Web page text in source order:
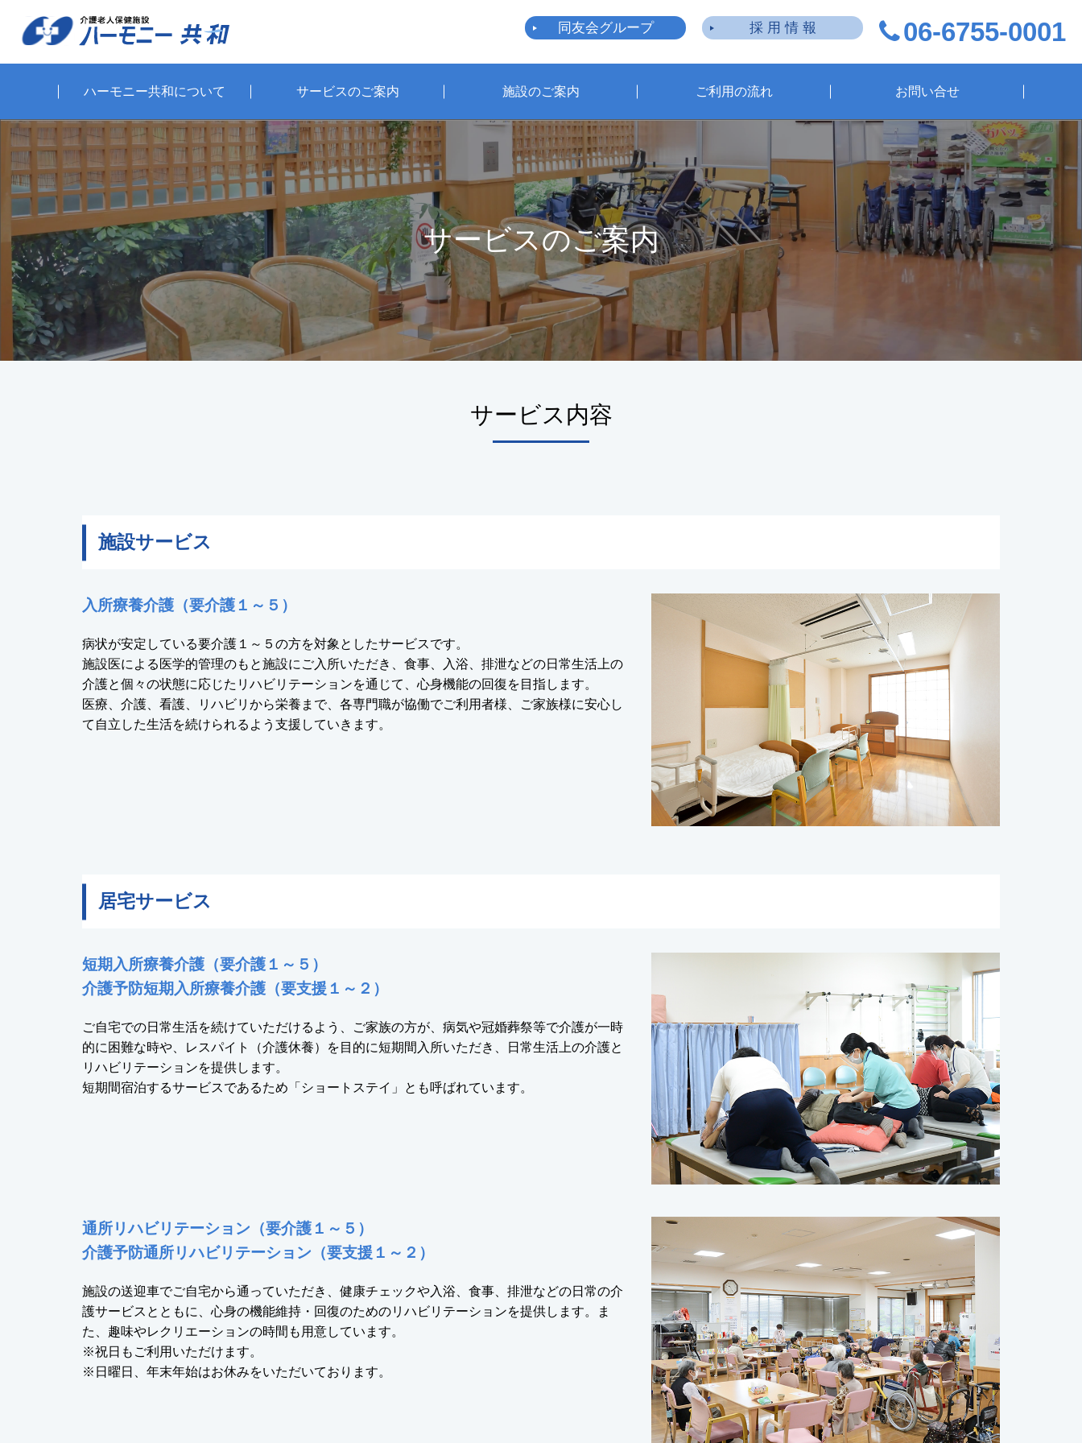
同友会グループ 採 用 情 報 06-6755-0001
ハーモニー共和について サービスのご案内 施設のご案内 ご利用の流れ お問い合せ
サービスのご案内
サービス内容
施設サービス
入所療養介護（要介護１～５）
病状が安定している要介護１～５の方を対象としたサービスです。
施設医による医学的管理のもと施設にご入所いただき、食事、入浴、排泄などの日常生活上の
介護と個々の状態に応じたリハビリテーションを通じて、心身機能の回復を目指します。
医療、介護、看護、リハビリから栄養まで、各専門職が協働でご利用者様、ご家族様に安心し
て自立した生活を続けられるよう支援していきます。
居宅サービス
短期入所療養介護（要介護１～５）
介護予防短期入所療養介護（要支援１～２）
ご自宅での日常生活を続けていただけるよう、ご家族の方が、病気や冠婚葬祭等で介護が一時
的に困難な時や、レスパイト（介護休養）を目的に短期間入所いただき、日常生活上の介護と
リハビリテーションを提供します。
短期間宿泊するサービスであるため「ショートステイ」とも呼ばれています。
通所リハビリテーション（要介護１～５）
介護予防通所リハビリテーション（要支援１～２）
施設の送迎車でご自宅から通っていただき、健康チェックや入浴、食事、排泄などの日常の介
護サービスとともに、心身の機能維持・回復のためのリハビリテーションを提供します。ま
た、趣味やレクリエーションの時間も用意しています。
※祝日もご利用いただけます。
※日曜日、年末年始はお休みをいただいております。